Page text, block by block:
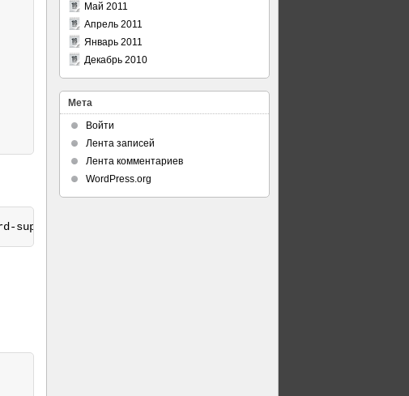
Май 2011
Апрель 2011
Январь 2011
Декабрь 2010
Мета
Войти
Лента записей
Лента комментариев
WordPress.org